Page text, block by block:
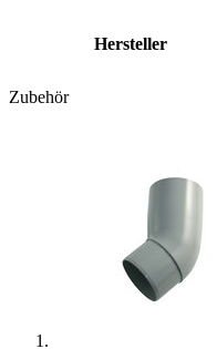
Hersteller
Zubehör